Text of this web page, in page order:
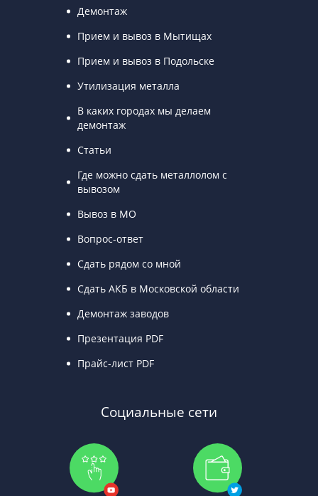
Демонтаж
Прием и вывоз в Мытищах
Прием и вывоз в Подольске
Утилизация металла
В каких городах мы делаем
демонтаж
Статьи
Где можно сдать металлолом с
вывозом
Вывоз в МО
Вопрос-ответ
Сдать рядом со мной
Сдать АКБ в Московской области
Демонтаж заводов
Презентация PDF
Прайс-лист PDF
Социальные сети